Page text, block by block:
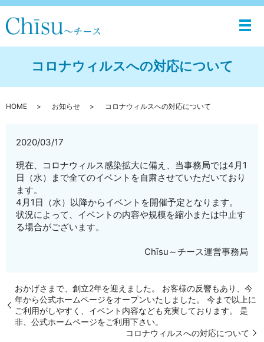
メ
コロナウィルスへの対応について
HOME お知らせ コロナウィルスへの対応について
2020/03/17
現在、コロナウィルス感染拡大に備え、当事務局では4月1
日（水）まで全てのイベントを自粛させていただいており
ます。
4月1日（水）以降からイベントを開催予定となります。
状況によって、イベントの内容や規模を縮小または中止す
る場合がございます。
Chīsu～チース運営事務局
おかげさまで、創立2年を迎えました。 お客様の反響もあり、今
年から公式ホームページをオープンいたしました。 今まで以上に
ご利用がしやすく、イベント内容なども充実しております。 是
非、公式ホームページをご利用下さい。
コロナウィルスへの対応について